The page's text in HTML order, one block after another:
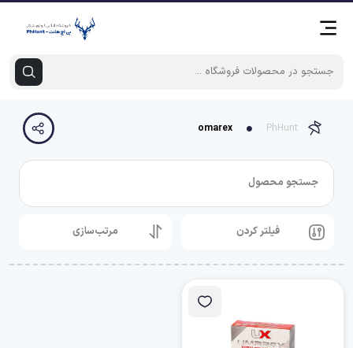
PhHunt
omarex
جستجو محصول
فیلتر کردن مرتب‌سازی